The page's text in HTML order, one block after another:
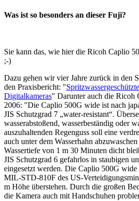
Was ist so besonders an dieser Fuji?
Sie kann das, wie hier die Ricoh Caplio
;-)
Dazu gehen wir vier Jahre zurück in den
den Praxisbericht: "Spritzwassergeschützte
Digitalkameras" Darunter auch die Ricoh
2006: "Die Caplio 500G wide ist nach
JIS Schutzgrad 7 „water-resistant“.
wasserabstoßend, wasserbeständig oder
auszuhaltenden Regenguss soll eine
auch unter dem Wasserhahn
Wassertiefe von 1 m 30 Minuten dicht
JIS Schutzgrad 6 gefahrlos in staubigen
eingesetzt werden. Die Caplio 500G wide
MIL-STD-810F des US-
m Höhe überstehen. Durch die großen
die Kamera auch mit Handschuhen